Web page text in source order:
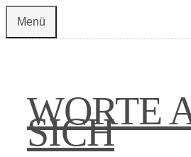
Zum
Inhalt
Menü
WORTE
SICH